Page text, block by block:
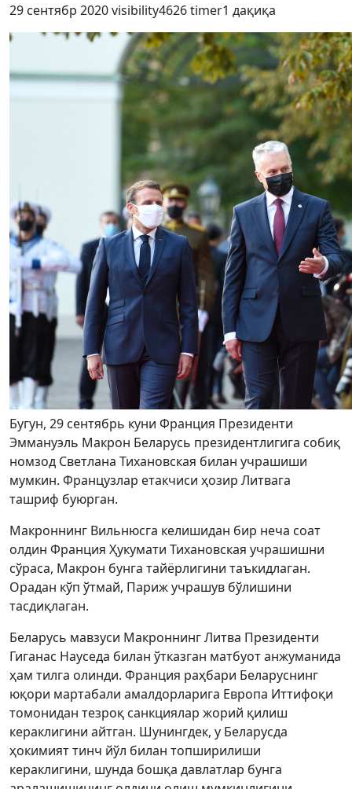
29 сентябр 2020visibility4626timer1 дақиқа
Бугун, 29 сентябрь куни Франция Президенти
Эммануэль Макрон Беларусь президентлигига собиқ
номзод Светлана Тихановская билан учрашиши
мумкин. Французлар етакчиси ҳозир Литвага
ташриф буюрган.
Макроннинг Вильнюсга келишидан бир неча соат
олдин Франция Ҳукумати Тихановская учрашишни
сўраса, Макрон бунга тайёрлигини таъкидлаган.
Орадан кўп ўтмай, Париж учрашув бўлишини
тасдиқлаган.
Беларусь мавзуси Макроннинг Литва Президенти
Гиганас Науседа билан ўтказган матбуот анжуманида
ҳам тилга олинди. Франция раҳбари Беларуснинг
юқори мартабали амалдорларига Европа Иттифоқи
томонидан тезроқ санкциялар жорий қилиш
кераклигини айтган. Шунингдек, у Беларусда
ҳокимият тинч йўл билан топширилиши
кераклигини, шунда бошқа давлатлар бунга